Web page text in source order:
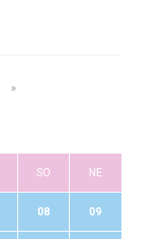
»
SO NE
08 09